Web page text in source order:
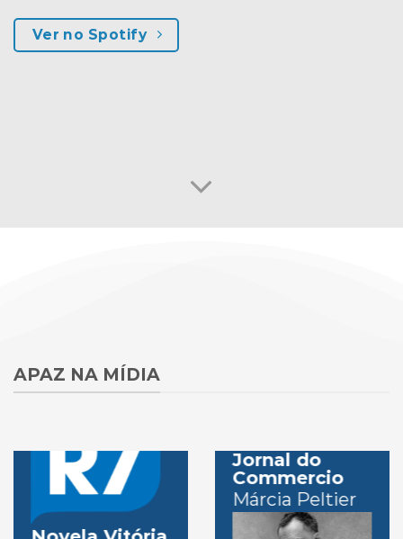
Ver no Spotify
APAZ NA MÍDIA
Jornal do
Commercio
Márcia Peltier